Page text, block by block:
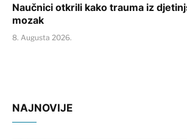
Naučnici otkrili kako trauma iz
mozak
8. Augusta 2026.
NAJNOVIJE